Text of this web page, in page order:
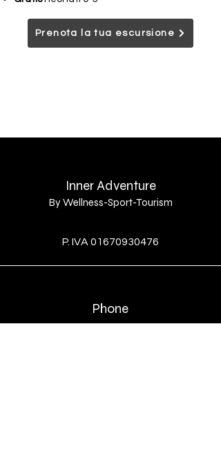
Prenota la tua escursione
Inner Adventure
By Wellness-Sport-Tourism
P. IVA 01670930476
Phone